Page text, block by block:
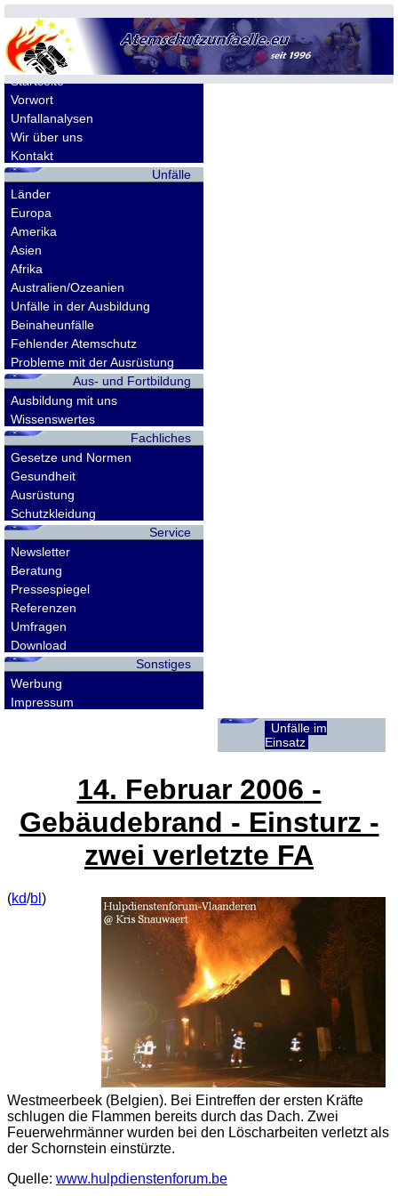
Allgemeines
Startseite
Vorwort
Unfallanalysen
Wir über uns
Kontakt
Unfälle
Länder
Europa
Amerika
Asien
Afrika
Australien/Ozeanien
Unfälle in der Ausbildung
Beinaheunfälle
Fehlender Atemschutz
Probleme mit der Ausrüstung
Aus- und Fortbildung
Ausbildung mit uns
Wissenswertes
Fachliches
Gesetze und Normen
Gesundheit
Ausrüstung
Schutzkleidung
Service
Newsletter
Beratung
Pressespiegel
Referenzen
Umfragen
Download
Sonstiges
Werbung
Impressum
Unfälle im
Einsatz
14. Februar 2006 -
Gebäudebrand - Einsturz -
zwei verletzte FA
(kd/bl )
Westmeerbeek (Belgien). Bei Eintreffen der ersten Kräfte
schlugen die Flammen bereits durch das Dach. Zwei
Feuerwehrmänner wurden bei den Löscharbeiten verletzt als
der Schornstein einstürzte.
Quelle: www.hulpdienstenforum.be